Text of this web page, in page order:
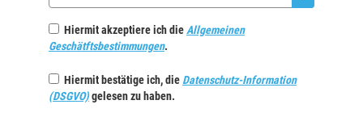
Hiermit akzeptiere ich die Allgemeinen
Geschätftsbestimmungen.
Hiermit bestätige ich, die Datenschutz-Information
(DSGVO)gelesen zu haben.